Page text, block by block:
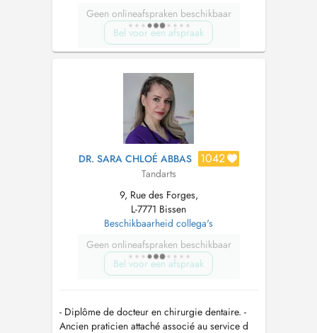
Geen onlineafspraken beschikbaar
Bel voor een afspraak
DR. SARA CHLOÉ ABBAS 1042
Tandarts
9, Rue des Forges,
L-7771 Bissen
Beschikbaarheid collega's
Geen onlineafspraken beschikbaar
Bel voor een afspraak
- Diplôme de docteur en chirurgie dentaire. -
Ancien praticien attaché associé au service d